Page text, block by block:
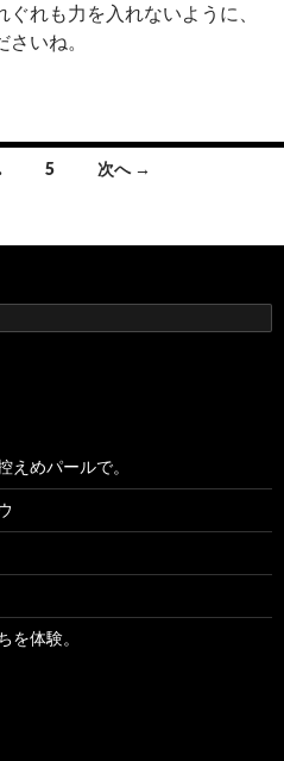
れも力を入れないように、
いね。
5 次へ →
えめパールで。
を体験。